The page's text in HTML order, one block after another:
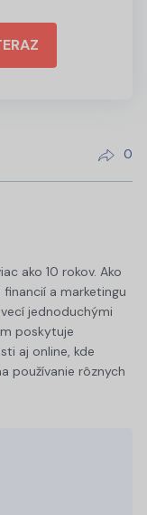
0
ako 10 rokov. Ako
a marketingu
jednoduchými
poskytuje
aj online, kde
používanie rôznych